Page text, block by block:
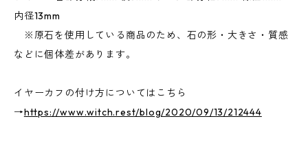
内径13mm
※原石を使用している商品のため、石の形・大きさ・質感
などに個体差があります。
イヤーカフの付け方についてはこちら
→https://www.witch.rest/blog/2020/09/13/212444